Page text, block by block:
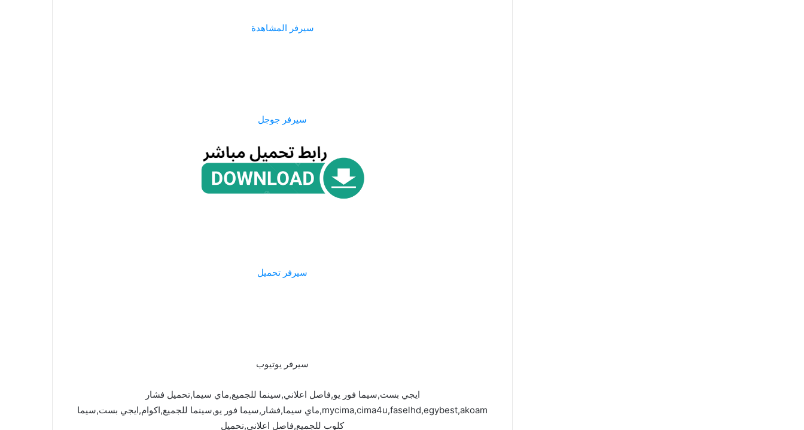
سيرفر المشاهدة
سيرفر جوجل
سيرفر تحميل
سيرفر يوتيوب
ايجي بست,سيما فور يو,فاصل اعلاني,سينما للجميع,ماي سيما,تحميل فشار
mycima,cima4u,faselhd,egybest,akoam,ماي سيما,فشار,سيما فور يو,سينما للجميع,اكوام,ايجي بست,سيما
كلوب للجميع,فاصل اعلاني,تحميل